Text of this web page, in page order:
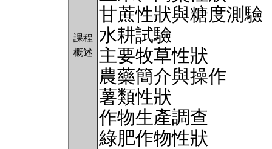
課程
概述
甘蔗性狀與糖度測驗
水耕試驗
主要牧草性狀
農藥簡介與操作
薯類性狀
作物生產調查
綠肥作物性狀